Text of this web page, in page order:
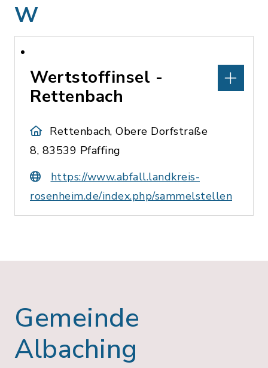
W
Wertstoffinsel -
Rettenbach
Rettenbach, Obere Dorfstraße
8, 83539 Pfaffing
https://www.abfall.landkreis-
rosenheim.de/index.php/sammelstellen
Gemeinde
Albaching